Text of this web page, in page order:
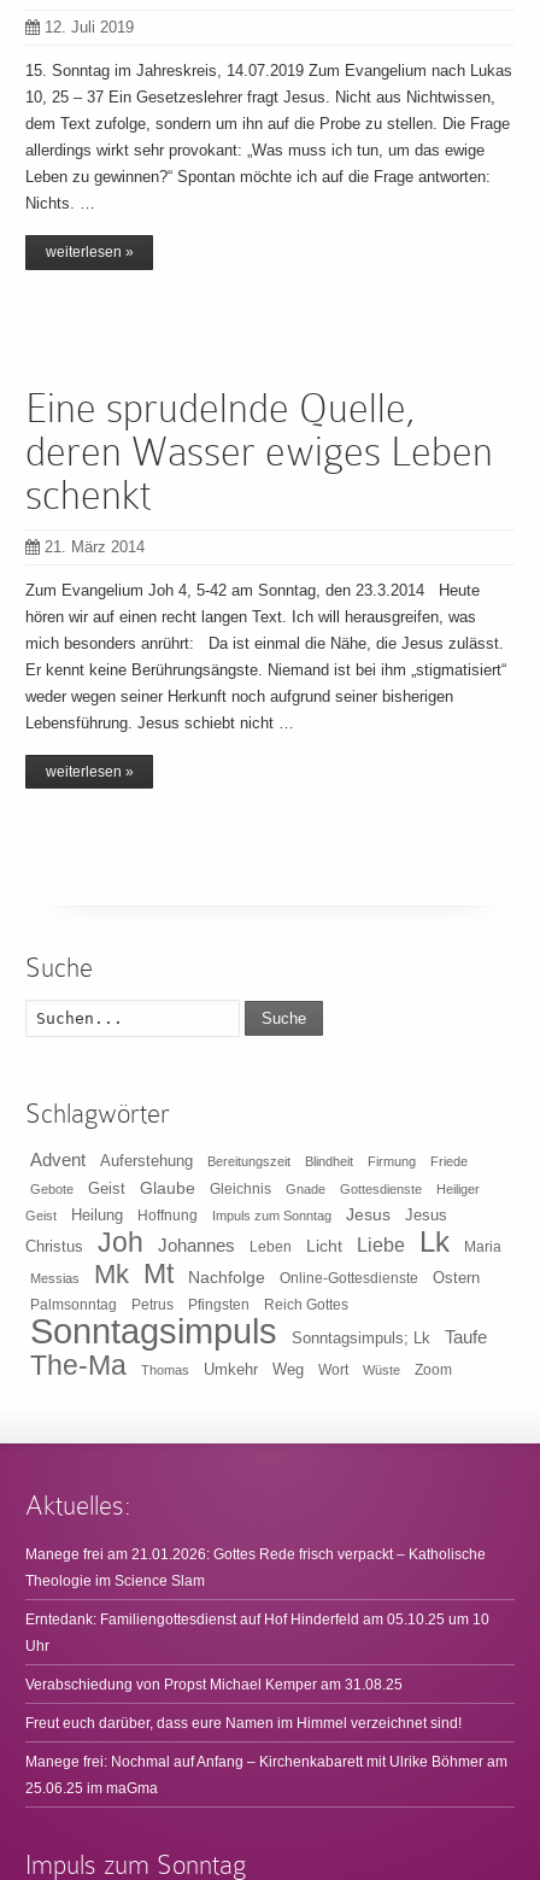
12. Juli 2019
15. Sonntag im Jahreskreis, 14.07.2019 Zum Evangelium nach Lukas
10, 25 – 37 Ein Gesetzeslehrer fragt Jesus. Nicht aus Nichtwissen,
dem Text zufolge, sondern um ihn auf die Probe zu stellen. Die Frage
allerdings wirkt sehr provokant: „Was muss ich tun, um das ewige
Leben zu gewinnen?“ Spontan möchte ich auf die Frage antworten:
Nichts. …
weiterlesen »
Eine sprudelnde Quelle,
deren Wasser ewiges Leben
schenkt
21. März 2014
Zum Evangelium Joh 4, 5-42 am Sonntag, den 23.3.2014 Heute
hören wir auf einen recht langen Text. Ich will herausgreifen, was
mich besonders anrührt: Da ist einmal die Nähe, die Jesus zulässt.
Er kennt keine Berührungsängste. Niemand ist bei ihm „stigmatisiert“
weder wegen seiner Herkunft noch aufgrund seiner bisherigen
Lebensführung. Jesus schiebt nicht …
weiterlesen »
Suche
Suche
Schlagwörter
Advent Auferstehung Bereitungszeit Blindheit Firmung
Friede
Gebote
Geist Glaube Gleichnis Gnade Gottesdienste
Heiliger
Geist
Heilung Hoffnung Impuls zum Sonntag Jesus
Jesus
Christus
Joh Johannes Leben Licht Liebe Lk Maria
Messias Mk Mt Nachfolge Online-Gottesdienste Ostern
Palmsonntag Petrus Pfingsten Reich Gottes
Sonntagsimpuls Sonntagsimpuls; Lk Taufe
The-Ma Thomas Umkehr Weg Wort Wüste Zoom
Aktuelles:
Manege frei am 21.01.2026: Gottes Rede frisch verpackt – Katholische
Theologie im Science Slam
Erntedank: Familiengottesdienst auf Hof Hinderfeld am 05.10.25 um 10
Uhr
Verabschiedung von Propst Michael Kemper am 31.08.25
Freut euch darüber, dass eure Namen im Himmel verzeichnet sind!
Manege frei: Nochmal auf Anfang – Kirchenkabarett mit Ulrike Böhmer am
25.06.25 im maGma
Impuls zum Sonntag